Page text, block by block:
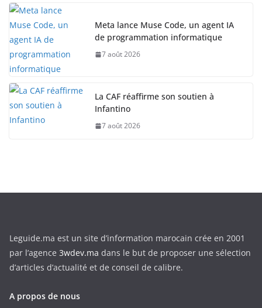
Meta lance Muse Code, un agent IA
de programmation informatique
7 août 2026
La CAF réaffirme son soutien à
Infantino
7 août 2026
Leguide.ma est un site d’information marocain crée en 2001
par l’agence 3wdev.ma dans le but de proposer une sélection
d’articles d’actualité et de conseil de calibre.
A propos de nous